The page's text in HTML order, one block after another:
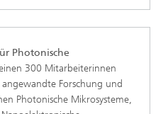
Photonische
300 Mitarbeiterinnen
Forschung und
Photonische Mikrosysteme,